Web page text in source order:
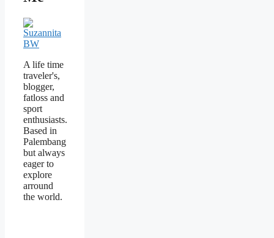
A life time
traveler's,
blogger,
fatloss and
sport
enthusiasts.
Based in
Palembang
but always
eager to
explore
arround
the world.